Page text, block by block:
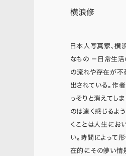
横浪修
日本人写真家、横
なもの －日常生活
の流れや存在が不
出されている。作
っそりと消えてし
のは遠く感じるよ
くことは人生にお
い。時間によって
在的にその儚い情